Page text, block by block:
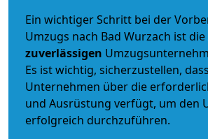
Ein wichtiger Schritt bei der
Umzugs nach Bad Wurzach ist
zuverlässigen
Es ist wichtig, sicherzustellen,
Unternehmen über die
und Ausrüstung verfügt, um den
erfolgreich durchzuführen.